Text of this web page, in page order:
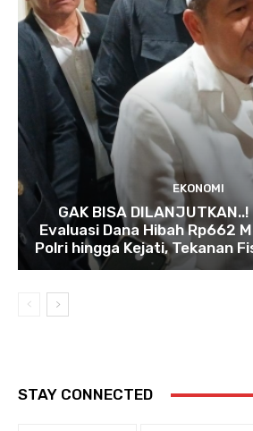
EKONOMI
GAK BISA
Evaluasi Dana Hibah Rp662
Polri hingga Kejati, Tekanan
STAY CONNECTED